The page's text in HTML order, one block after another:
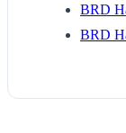
BRD
BRD